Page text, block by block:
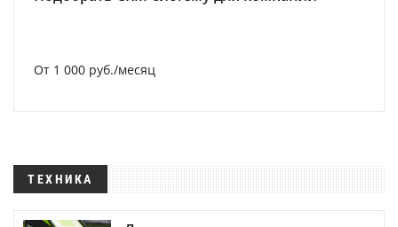
От 1 000 руб./месяц
ТЕХНИКА